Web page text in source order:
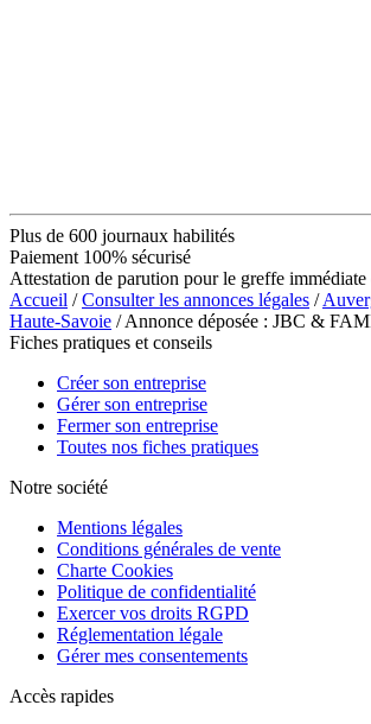
Plus de 600 journaux habilités
Paiement 100% sécurisé
Attestation de parution pour le greffe immédiate
Accueil /Consulter les annonces légales /
Haute-Savoie / Annonce déposée : JBC &
Fiches pratiques et conseils
Créer son entreprise
Gérer son entreprise
Fermer son entreprise
Toutes nos fiches pratiques
Notre société
Mentions légales
Conditions générales de vente
Charte Cookies
Politique de confidentialité
Exercer vos droits RGPD
Réglementation légale
Gérer mes consentements
Accès rapides